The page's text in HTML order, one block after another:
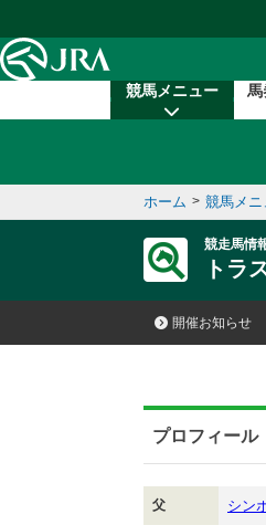
競馬メニュー
ホーム > 競馬メニ
競走馬情
トラ
開催お知らせ
プロフィール
父 シン